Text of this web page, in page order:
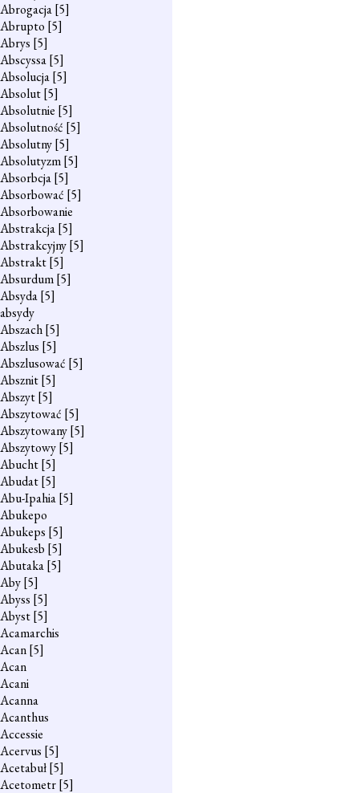
Abrogacja[5]
Abrupto [5]
Abrys [5]
Abscyssa[5]
Absolucja[5]
Absolut[5]
Absolutnie [5]
Absolutność [5]
Absolutny[5]
Absolutyzm[5]
Absorbcja[5]
Absorbować [5]
Absorbowanie
Abstrakcja[5]
Abstrakcyjny[5]
Abstrakt[5]
Absurdum[5]
Absyda[5]
absydy
Abszach[5]
Abszlus [5]
Abszlusować [5]
Absznit[5]
Abszyt[5]
Abszytować [5]
Abszytowany[5]
Abszytowy[5]
Abucht[5]
Abudat[5]
Abu-Ipahia[5]
Abukepo
Abukeps [5]
Abukesb [5]
Abutaka[5]
Aby[5]
Abyss [5]
Abyst[5]
Acamarchis
Acan[5]
Acan
Acani
Acanna
Acanthus
Accessie
Acervus [5]
Acetabuł[5]
Acetometr[5]